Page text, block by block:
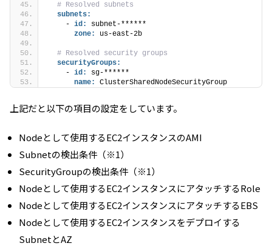
# Resolved subnets
subnets:
    -
id:
subnet-******
zone:
us-east-2b
# Resolved security groups
securityGroups:
    -
id:
sg-******
name:
ClusterSharedNodeSecurityGroup
上記だと以下の項目の設定をしています。
Nodeとして使用するEC2インスタンスのAMI
Subnetの検出条件（※1）
SecurityGroupの検出条件（※1）
Nodeとして使用するEC2インスタンスにアタッチするRole
Nodeとして使用するEC2インスタンスにアタッチするEBS
Nodeとして使用するEC2インスタンスをデプロイする
SubnetとAZ